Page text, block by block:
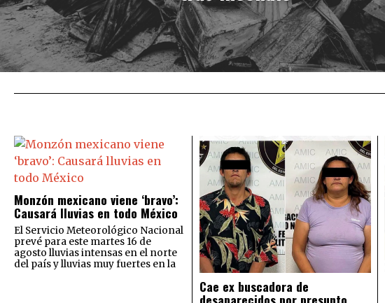
Monzón mexicano viene ‘bravo’:
Causará lluvias en todo México
El Servicio Meteorológico Nacional
prevé para este martes 16 de
agosto lluvias intensas en el norte
del país y lluvias muy fuertes en la
Cae ex buscadora de
desaparecidos por presunto